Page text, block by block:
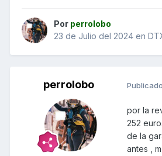
Por perrolobo
23 de Julio del 2024 en
perrolobo Publicado
por la
252
de la
antes ,